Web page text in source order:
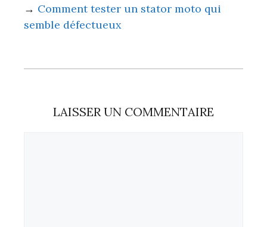
→ Comment tester un stator moto qui
semble défectueux
LAISSER UN COMMENTAIRE